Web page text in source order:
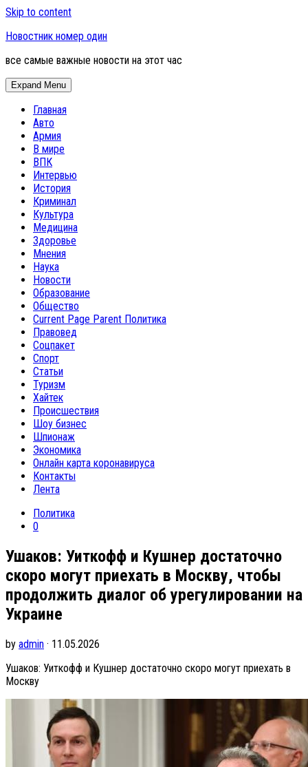
Skip to content
Новостник номер один
все самые важные новости на этот час
Expand Menu
Главная
Авто
Армия
В мире
ВПК
Интервью
История
Криминал
Культура
Медицина
Здоровье
Мнения
Наука
Новости
Образование
Общество
Current Page Parent Политика
Правовед
Соцпакет
Спорт
Статьи
Туризм
Хайтек
Происшествия
Шоу бизнес
Шпионаж
Экономика
Онлайн карта коронавируса
Контакты
Лента
Политика
0
Ушаков: Уиткофф и Кушнер достаточно
скоро могут приехать в Москву, чтобы
продолжить диалог об урегулировании на
Украине
by admin · 11.05.2026
Ушаков: Уиткофф и Кушнер достаточно скоро могут приехать в
Москву